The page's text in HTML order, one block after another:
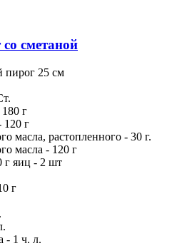
сметаной
пирог 25 см
г
120 г
масла, растопленного - 30 г.
масла - 120 г
г яиц - 2 шт
г
- 1 ч. л.